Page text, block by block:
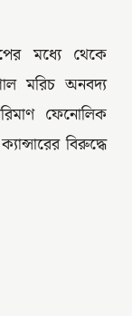
মধ্যে থেকে
মরিচ অনবদ্য
ফেনোলিক
বিরুদ্ধে